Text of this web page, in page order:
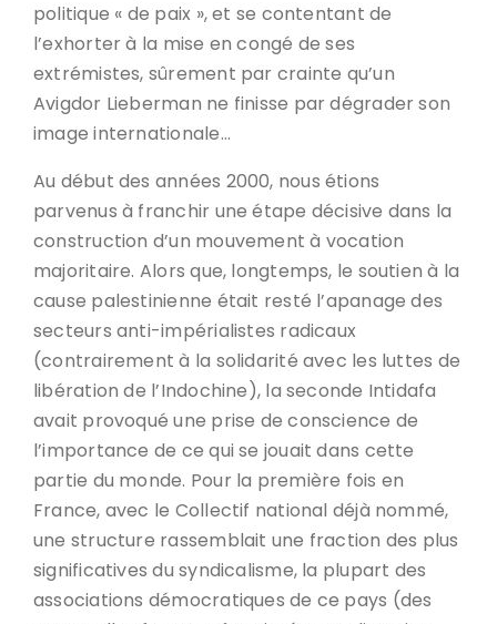
politique « de paix », et se contentant de
l’exhorter à la mise en congé de ses
extrémistes, sûrement par crainte qu’un
Avigdor Lieberman ne finisse par dégrader son
image internationale…
Au début des années 2000, nous étions
parvenus à franchir une étape décisive dans la
construction d’un mouvement à vocation
majoritaire. Alors que, longtemps, le soutien à la
cause palestinienne était resté l’apanage des
secteurs anti-impérialistes radicaux
(contrairement à la solidarité avec les luttes de
libération de l’Indochine), la seconde Intidafa
avait provoqué une prise de conscience de
l’importance de ce qui se jouait dans cette
partie du monde. Pour la première fois en
France, avec le Collectif national déjà nommé,
une structure rassemblait une fraction des plus
significatives du syndicalisme, la plupart des
associations démocratiques de ce pays (des